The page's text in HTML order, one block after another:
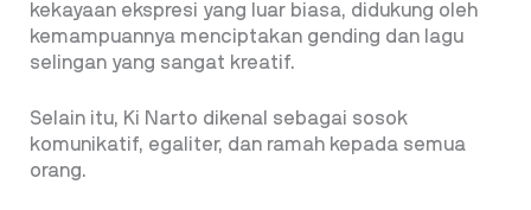
kekayaan ekspresi yang luar biasa, didukung oleh
kemampuannya menciptakan gending dan lagu
selingan yang sangat kreatif.
Selain itu, Ki Narto dikenal sebagai sosok
komunikatif, egaliter, dan ramah kepada semua
orang.